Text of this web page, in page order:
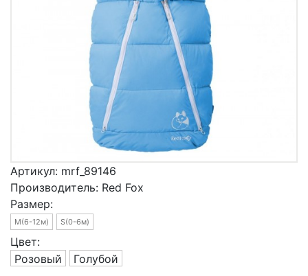
Артикул: mrf_89146
Производитель: Red Fox
Размер:
M(6-12м) S(0-6м)
Цвет:
Розовый
Голубой